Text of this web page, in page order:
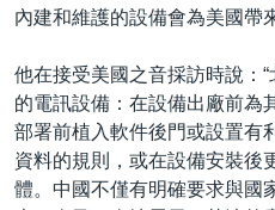
內建和維護的設備會為美國帶
他在接受美國之音採訪時說：
的電訊設備：在設備出廠前為
部署前植入軟件後門或設置有
資料的規則，或在設備安裝後
體。中國不僅有明確要求與國